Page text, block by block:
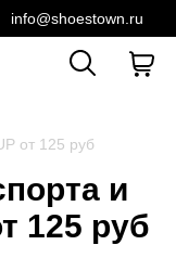
info@shoestown.ru
от 125 руб
и
125 руб